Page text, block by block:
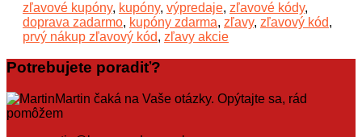
zľavové kupóny, kupóny, výpredaje, zľavové kódy,
doprava zadarmo, kupóny zdarma, zľavy, zľavový kód,
prvý nákup zľavový kód, zľavy akcie
Potrebujete poradiť?
Martin čaká na Vaše otázky. Opýtajte sa, rád
pomôžem